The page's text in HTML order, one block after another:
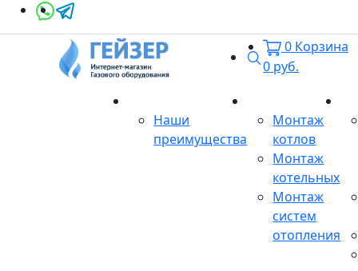
Поиск
0 Корзина
0 руб.
Наши
преимущества
Монтаж
котлов
Монтаж
котельных
Монтаж
систем
отопления